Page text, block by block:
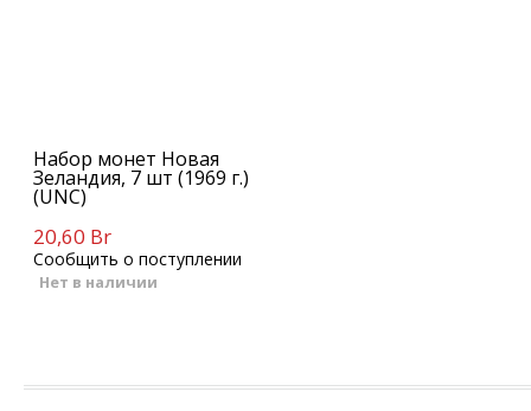
Набор монет Новая
Зеландия, 7 шт (1969 г.)
(UNC)
20,60 Br
Сообщить о поступлении
Нет в наличии